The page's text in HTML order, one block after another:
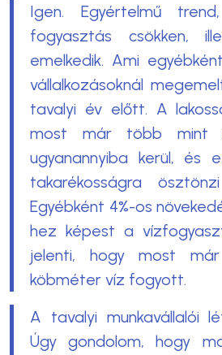
Igen. Egyértelmű
fogyasztás csökken,
emelkedik. Ami
vállalkozásoknál
tavalyi év előtt. A
most már több mint
ugyanannyiba kerül, és
takarékosságra
Egyébként 4%-os
hez képest a
jelenti, hogy most
köbméter víz fogyott.
A tavalyi munkavállalói
Úgy gondolom, hogy